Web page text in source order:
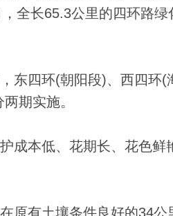
全长65.3公里的四环路绿
东四环(朝阳段)、西四环(
期实施。
本低、花期长、花色鲜
有土壤条件良好的34公